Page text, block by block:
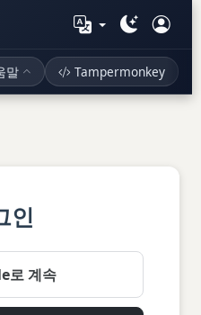
말 Tampermonkey
인
로 계속